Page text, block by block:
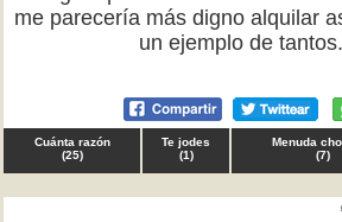
me parecería más digno alquilar
un ejemplo de
Cuánta razón
(25)
Te jodes
(1)
Menuda
(7)